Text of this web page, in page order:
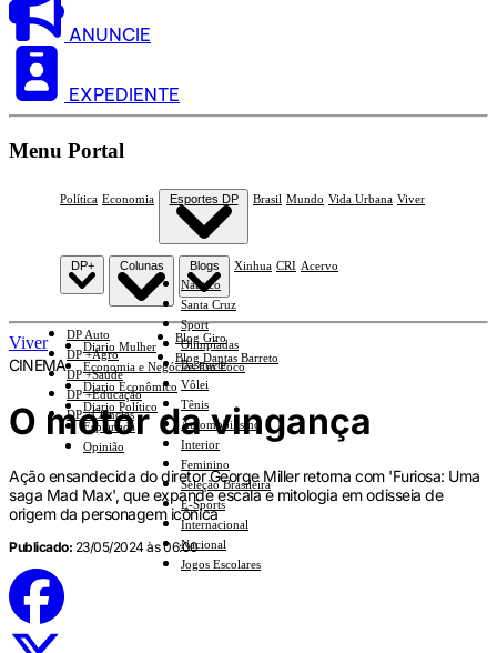
ANUNCIE
EXPEDIENTE
Menu Portal
Política Economia Esportes DP
Náutico
Santa Cruz
Sport
Olimpíadas
Basquete
Vôlei
Tênis
Automobilismo
Interior
Feminino
Seleção Brasileira
E-Sports
Internacional
Nacional
Jogos Escolares
Brasil Mundo Vida Urbana Viver
DP+
DP Auto
DP +Agro
DP +Saúde
DP +Educação
DP +Ciências
Colunas
Diario Mulher
Economia e Negócios Em Foco
Diario Econômico
Diario Político
Esplanada
Opinião
Blogs
Blog Giro
Blog Dantas Barreto
Xinhua CRI Acervo
Viver
CINEMA
O motor da vingança
Ação ensandecida do diretor George Miller retorna com 'Furiosa: Uma
saga Mad Max', que expande escala e mitologia em odisseia de
origem da personagem icônica
Publicado: 23/05/2024 às 06:00